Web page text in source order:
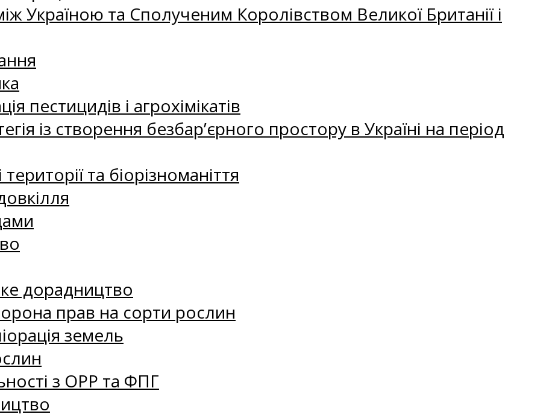
Україною та Сполученим Королівством Великої Британії і
пестицидів і агрохімікатів
із створення безбар’єрного простору в Україні на період
та біорізноманіття
дорадництво
прав на сорти рослин
земель
з ОРР та ФПГ